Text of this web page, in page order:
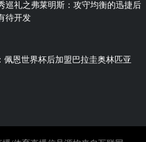
巡礼之弗莱明斯：攻守均衡的迅捷后
待开发
佩恩世界杯后加盟巴拉圭奥林匹亚